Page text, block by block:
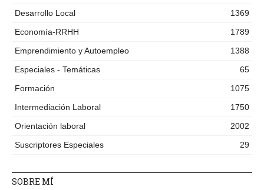
Desarrollo Local
1369
Economía-RRHH
1789
Emprendimiento y Autoempleo
1388
Especiales - Temáticas
65
Formación
1075
Intermediación Laboral
1750
Orientación laboral
2002
Suscriptores Especiales
29
SOBRE MÍ